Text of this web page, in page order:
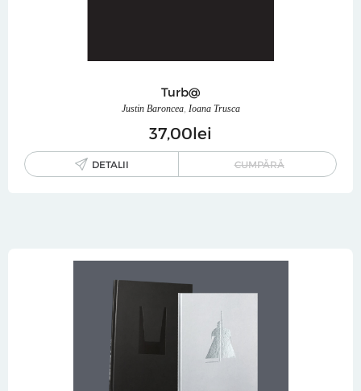
Turb@
Justin Baroncea, Ioana Trusca
37 00lei
DETALII CUMPĂRĂ